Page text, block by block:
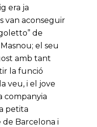
era ja
van aconseguir
de
el seu
amb tant
la funció
veu, i el jove
companyia
petita
Barcelona i